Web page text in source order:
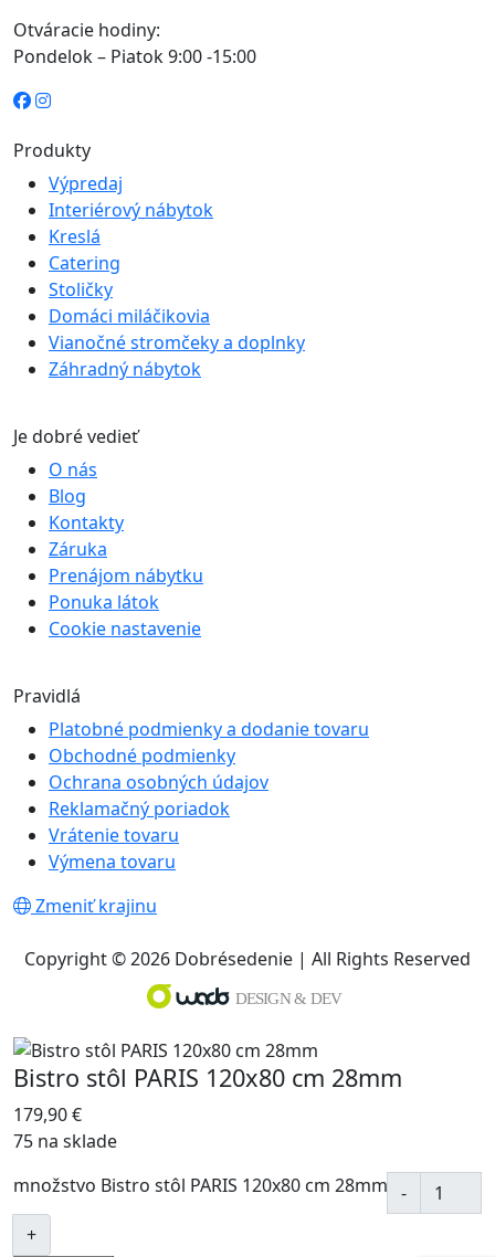
Otváracie hodiny:
Pondelok – Piatok 9:00 -15:00
Produkty
Výpredaj
Interiérový nábytok
Kreslá
Catering
Stoličky
Domáci miláčikovia
Vianočné stromčeky a doplnky
Záhradný nábytok
Je dobré vedieť
O nás
Blog
Kontakty
Záruka
Prenájom nábytku
Ponuka látok
Cookie nastavenie
Pravidlá
Platobné podmienky a dodanie tovaru
Obchodné podmienky
Ochrana osobných údajov
Reklamačný poriadok
Vrátenie tovaru
Výmena tovaru
Zmeniť krajinu
Copyright © 2026 Dobrésedenie | All Rights Reserved
Bistro stôl PARIS 120x80 cm 28mm
179,90€
75 na sklade
množstvo Bistro stôl PARIS 120x80 cm 28mm